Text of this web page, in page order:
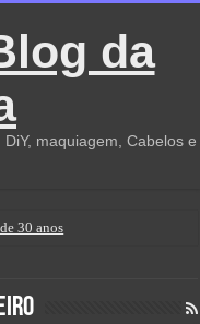
da
maquiagem, Cabelos e
30 anos